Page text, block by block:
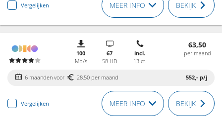
Vergelijken MEER INFO BEKIJK
100
Mb/s
67
58 HD
incl.
13 ct.
63,50
per maand
6 maanden voor 28,50 per maand 552,- p/j
Vergelijken MEER INFO BEKIJK